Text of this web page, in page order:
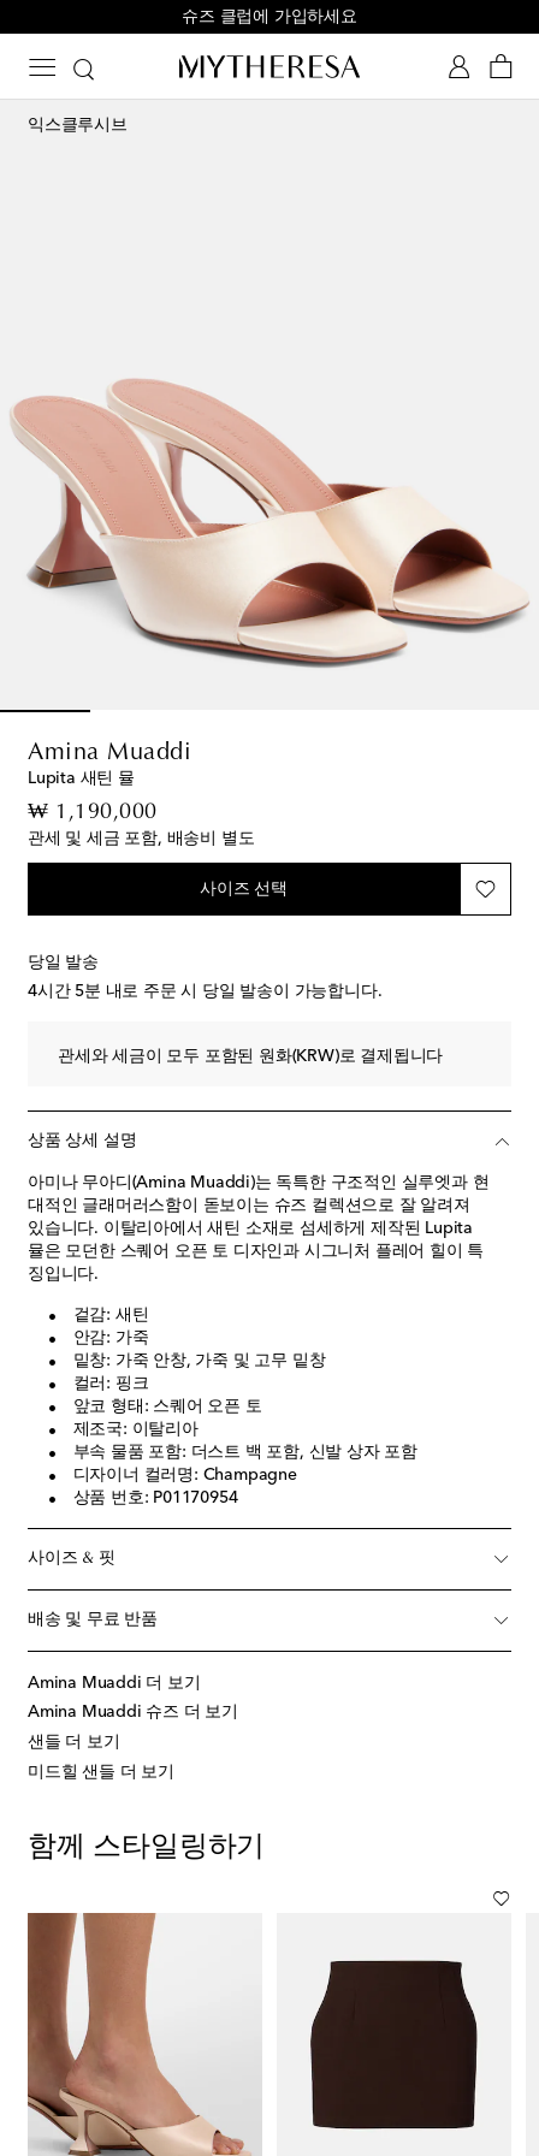
슈즈 클럽에 가입하세요
익스클루시브
Amina Muaddi
Lupita 새틴 뮬
₩ 1,190,000original price
관세 및 세금 포함, 배송비 별도
사이즈 선택
당일 발송
4시간 5분 내로 주문 시 당일 발송이 가능합니다.
관세와 세금이 모두 포함된 원화(KRW)로 결제됩니다
상품 상세 설명
아미나 무아디(Amina Muaddi)는 독특한 구조적인 실루엣과 현
대적인 글래머러스함이 돋보이는 슈즈 컬렉션으로 잘 알려져
있습니다. 이탈리아에서 새틴 소재로 섬세하게 제작된 Lupita
뮬은 모던한 스퀘어 오픈 토 디자인과 시그니처 플레어 힐이 특
징입니다.
겉감: 새틴
안감: 가죽
밑창: 가죽 안창, 가죽 및 고무 밑창
컬러: 핑크
앞코 형태: 스퀘어 오픈 토
제조국: 이탈리아
부속 물품 포함: 더스트 백 포함, 신발 상자 포함
디자이너 컬러명: Champagne
상품 번호: P01170954
사이즈 & 핏
배송 및 무료 반품
Amina Muaddi 더 보기
Amina Muaddi 슈즈 더 보기
샌들 더 보기
미드힐 샌들 더 보기
함께 스타일링하기